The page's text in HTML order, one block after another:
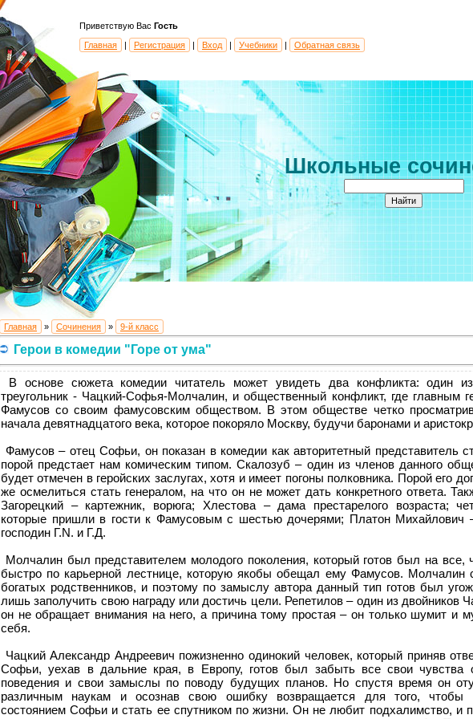
Приветствую Вас Гость
Главная
| Регистрация | Вход | Учебники | Обратная связь
Школьные
Главная » Сочинения » 9-й класс
Герои в комедии "Горе от ума"
В основе сюжета комедии читатель может увидеть два конфликта: один
треугольник - Чацкий-Софья-Молчалин, и общественный конфликт, где главным
Фамусов со своим фамусовским обществом. В этом обществе четко
начала девятнадцатого века, которое покоряло Москву, будучи баронами и
Фамусов – отец Софьи, он показан в комедии как авторитетный представитель
порой предстает нам комическим типом. Скалозуб – один из членов данного
будет отмечен в геройских заслугах, хотя и имеет погоны полковника. Порой его
же осмелиться стать генералом, на что он не может дать конкретного ответа.
Загорецкий – картежник, ворюга; Хлестова – дама престарелого возраста;
которые пришли в гости к Фамусовым с шестью дочерями; Платон Михайлович
господин Г.N. и Г.Д.
Молчалин был представителем молодого поколения, который готов был на все,
быстро по карьерной лестнице, которую якобы обещал ему Фамусов. Молчалин
богатых родственников, и поэтому по замыслу автора данный тип готов был
лишь заполучить свою награду или достичь цели. Репетилов – один из двойников
он не обращает внимания на него, а причина тому простая – он только шумит и
себя.
Чацкий Александр Андреевич пожизненно одинокий человек, который приняв
Софьи, уехав в дальние края, в Европу, готов был забыть все свои чувства
поведения и свои замыслы по поводу будущих планов. Но спустя время он
различным наукам и осознав свою ошибку возвращается для того, чтобы
состоянием Софьи и стать ее спутником по жизни. Он не любит подхалимство, и